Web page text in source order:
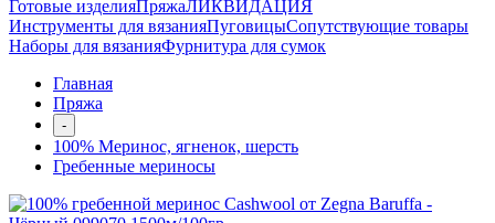
Готовые изделияПряжаЛИКВИДАЦИЯ
Инструменты для вязанияПуговицыСопутствующие товары
Наборы для вязанияФурнитура для сумок
Главная
Пряжа
-
100% Меринос, ягненок, шерсть
Гребенные мериносы